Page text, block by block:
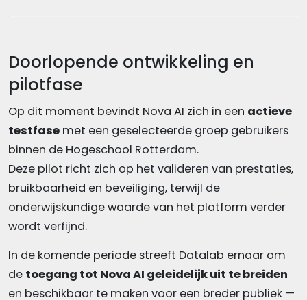
Doorlopende ontwikkeling en
pilotfase
Op dit moment bevindt Nova AI zich in een actieve
testfase met een geselecteerde groep gebruikers
binnen de Hogeschool Rotterdam.
Deze pilot richt zich op het valideren van prestaties,
bruikbaarheid en beveiliging, terwijl de
onderwijskundige waarde van het platform verder
wordt verfijnd.
In de komende periode streeft Datalab ernaar om
de toegang tot Nova AI geleidelijk uit te breiden
en beschikbaar te maken voor een breder publiek —